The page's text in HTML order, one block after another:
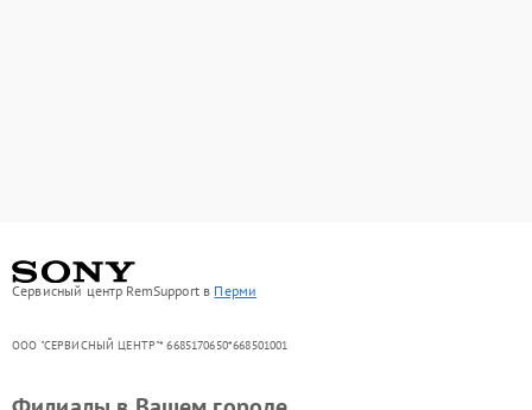
Сервисный центр RemSupport в Перми
ООО "СЕРВИСНЫЙ ЦЕНТР"* 6685170650*668501001